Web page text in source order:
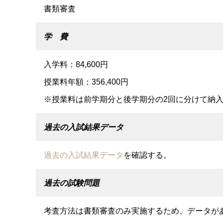
書類審査
学 費
入学料：84,600円
授業料年額：356,400円
※授業料は前学期分と後学期分の2回に分けて納入
過去の入試結果データ
過去の入試結果データ を確認する。
過去の試験問題
考査方法は書類審査のみ実施するため、データが